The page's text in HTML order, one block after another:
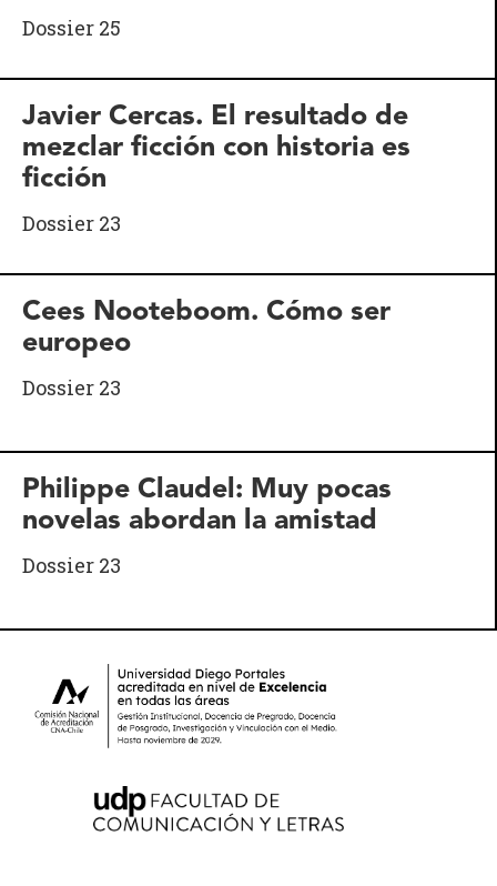
Dossier 25
Javier Cercas. El resultado de
mezclar ficción con historia es
ficción
Dossier 23
Cees Nooteboom. Cómo ser
europeo
Dossier 23
Philippe Claudel: Muy pocas
novelas abordan la amistad
Dossier 23